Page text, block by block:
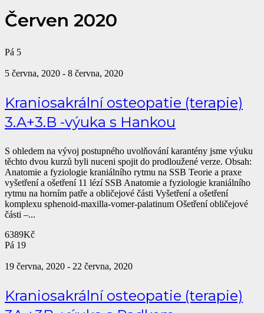
Červen 2020
Pá 5
5 června, 2020 - 8 června, 2020
Kraniosakrální osteopatie (terapie)
3.A+3.B -výuka s Hankou
S ohledem na vývoj postupného uvolňování karantény jsme výuku
těchto dvou kurzů byli nuceni spojit do prodloužené verze. Obsah:
Anatomie a fyziologie kraniálního rytmu na SSB Teorie a praxe
vyšetření a ošetření 11 lézí SSB Anatomie a fyziologie kraniálního
rytmu na horním patře a obličejové části Vyšetření a ošetření
komplexu sphenoid-maxilla-vomer-palatinum Ošetření obličejové
části –...
6389Kč
Pá 19
19 června, 2020 - 22 června, 2020
Kraniosakrální osteopatie (terapie)